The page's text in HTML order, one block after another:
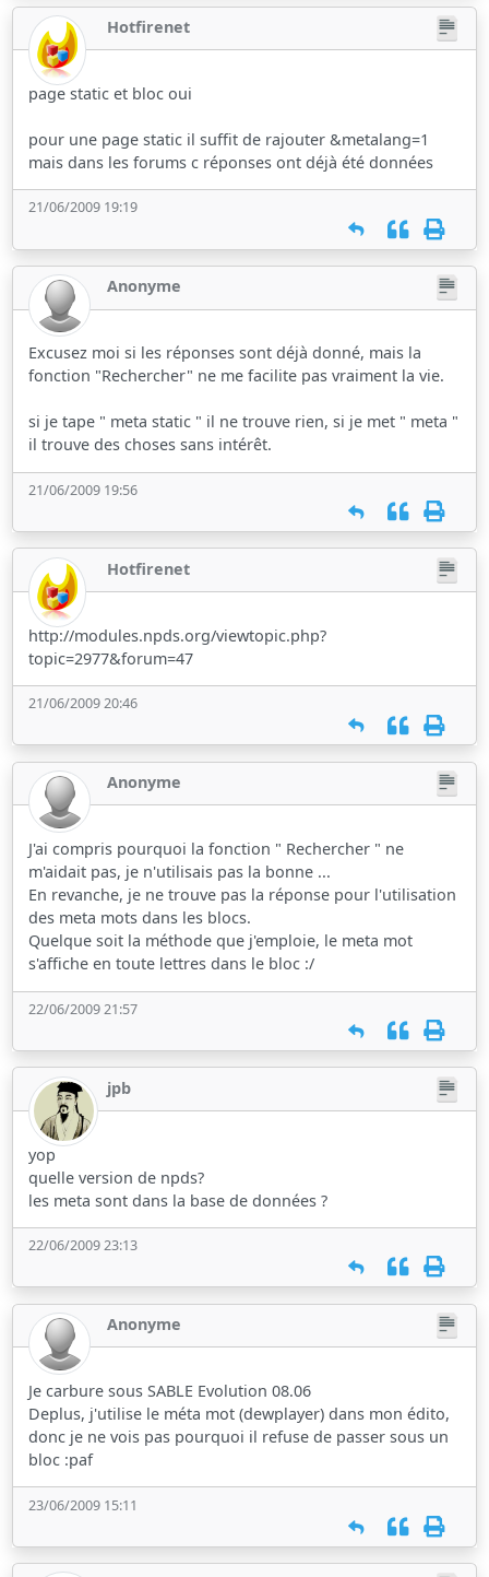
Hotfirenet
page static et bloc oui
pour une page static il suffit de rajouter &metalang=1
mais dans les forums c réponses ont déjà été données
21/06/2009 19:19
Anonyme
Excusez moi si les réponses sont déjà donné, mais la
fonction "Rechercher" ne me facilite pas vraiment la vie.
si je tape " meta static " il ne trouve rien, si je met " meta "
il trouve des choses sans intérêt.
21/06/2009 19:56
Hotfirenet
http://modules.npds.org/viewtopic.php?
topic=2977&forum=47
21/06/2009 20:46
Anonyme
J'ai compris pourquoi la fonction " Rechercher " ne
m'aidait pas, je n'utilisais pas la bonne ...
En revanche, je ne trouve pas la réponse pour l'utilisation
des meta mots dans les blocs.
Quelque soit la méthode que j'emploie, le meta mot
s'affiche en toute lettres dans le bloc :/
22/06/2009 21:57
jpb
yop
quelle version de npds?
les meta sont dans la base de données ?
22/06/2009 23:13
Anonyme
Je carbure sous SABLE Evolution 08.06
Deplus, j'utilise le méta mot (dewplayer) dans mon édito,
donc je ne vois pas pourquoi il refuse de passer sous un
bloc :paf
23/06/2009 15:11